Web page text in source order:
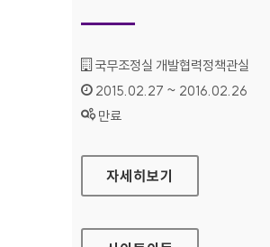
기관명 :
국무조정실 개발협력정책관실
인증기간 :
2015.02.27 ~ 2016.02.26
상태 :
만료
ODAKOREA 홈페이지
자세히보기